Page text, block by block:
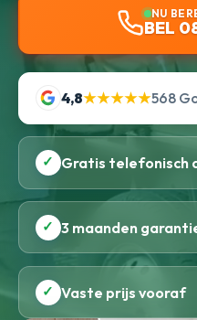
NU
BEL
4,8★★★★★568
✓ Gratis telefonisch
✓ 3 maanden
✓ Vaste prijs vooraf